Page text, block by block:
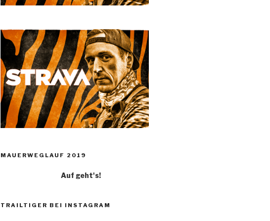
MAUERWEGLAUF 2019
Auf geht's!
TRAILTIGER BEI INSTAGRAM